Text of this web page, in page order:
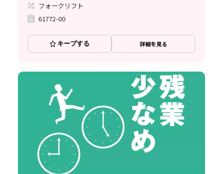
フォークリフト
61772-00
キープする 詳細を見る